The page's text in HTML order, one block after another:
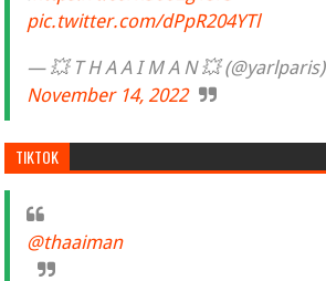
pic.twitter.com/dPpR204YTl
— 💥 T H A A I M A N 💥 (@yarlparis)
November 14, 2022
TIKTOK
@thaaiman